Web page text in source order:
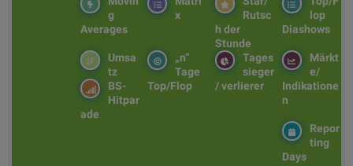
lop
Diashows
Rutsc
h der
Stunde
x
g
Averages
Märkt
e/
Indikatione
n
Tages
sieger
/ verlierer
„n“
Tage
Top/Flop
Umsa
tz
BS-
Hitpar
ade
Repor
ting
Days